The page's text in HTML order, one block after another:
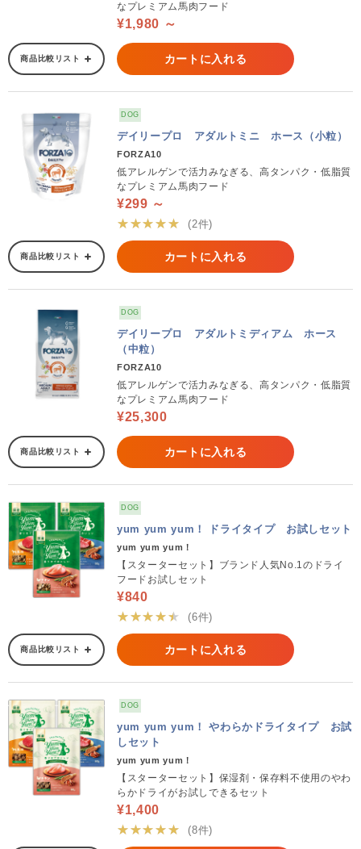
なプレミアム馬肉フード
¥1,980 ～
商品比較リスト カートに入れる
DOG
デイリープロ アダルトミニ ホース（小粒）
FORZA10
低アレルゲンで活力みなぎる、高タンパク・低脂質
なプレミアム馬肉フード
¥299 ～
★★★★★
(2件)
商品比較リスト カートに入れる
DOG
デイリープロ アダルトミディアム ホース
（中粒）
FORZA10
低アレルゲンで活力みなぎる、高タンパク・低脂質
なプレミアム馬肉フード
¥25,300
商品比較リスト カートに入れる
DOG
yum yum yum！ ドライタイプ お試しセット
yum yum yum！
【スターターセット】ブランド人気No.1のドライ
フードお試しセット
¥840
★★★★★
(6件)
商品比較リスト カートに入れる
DOG
yum yum yum！ やわらかドライタイプ お試
しセット
yum yum yum！
【スターターセット】保湿剤・保存料不使用のやわ
らかドライがお試しできるセット
¥1,400
★★★★★
(8件)